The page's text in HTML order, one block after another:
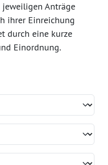
Anträge
ihrer Einreichung
durch eine kurze
Einordnung.